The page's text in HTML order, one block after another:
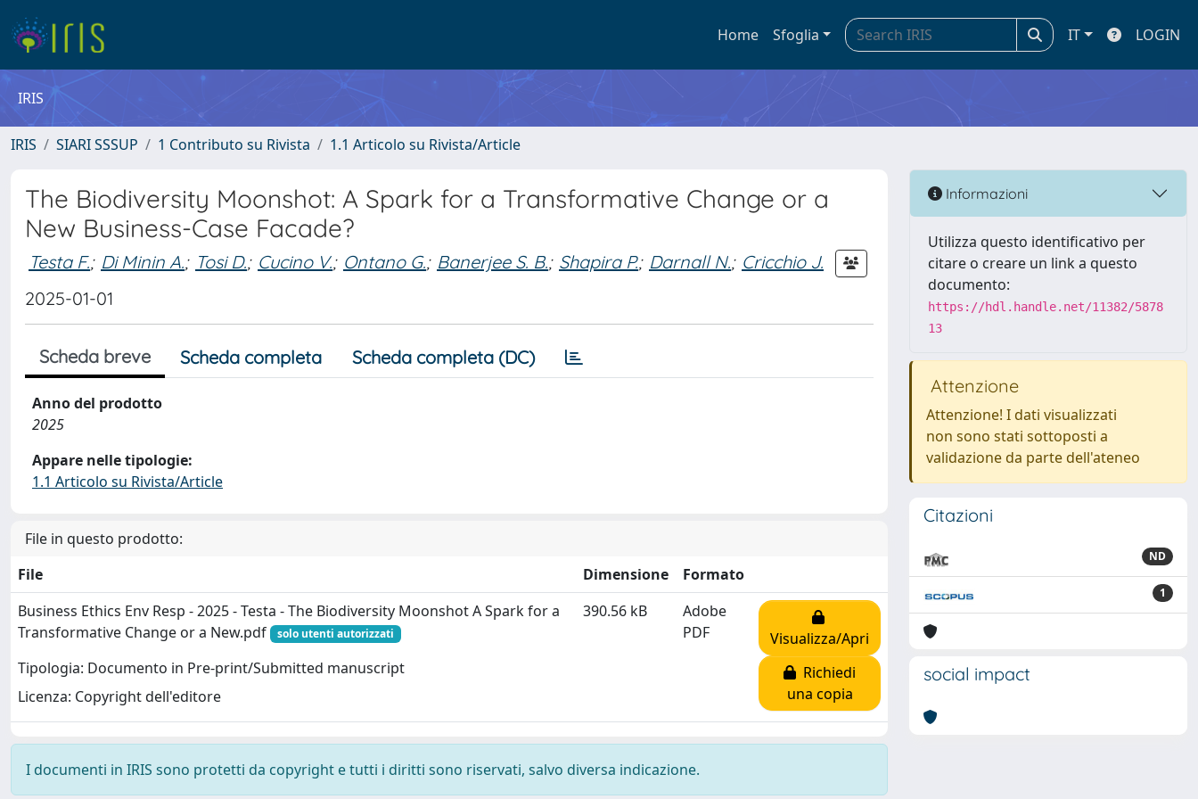
Home Sfoglia IT LOGIN
IRIS
IRIS SIARI SSSUP 1 Contributo su Rivista 1.1 Articolo su Rivista/Article
The Biodiversity Moonshot: A Spark for a Transformative Change or a
New Business-Case Facade?
Testa F.; Di Minin A.; Tosi D.; Cucino V.; Ontano G.; Banerjee S. B.; Shapira P.; Darnall N.; Cricchio J.
2025-01-01
Scheda breve Scheda completa Scheda completa (DC)
Anno del prodotto
2025
Appare nelle tipologie:
1.1 Articolo su Rivista/Article
File in questo prodotto:
File
Dimensione
Formato
Business Ethics Env Resp - 2025 - Testa - The Biodiversity Moonshot A Spark for a
Transformative Change or a New.pdf
solo utenti autorizzati
Tipologia: Documento in Pre-print/Submitted manuscript
Licenza: Copyright dell'editore
390.56 kB
Adobe
PDF
Visualizza/Apri
Richiedi
una copia
I documenti in IRIS sono protetti da copyright e tutti i diritti sono riservati, salvo diversa indicazione.
Informazioni
Utilizza questo identificativo per
citare o creare un link a questo
documento:
https://hdl.handle.net/11382/5878
13
Attenzione
Attenzione! I dati visualizzati
non sono stati sottoposti a
validazione da parte dell'ateneo
Citazioni
ND
1
social impact